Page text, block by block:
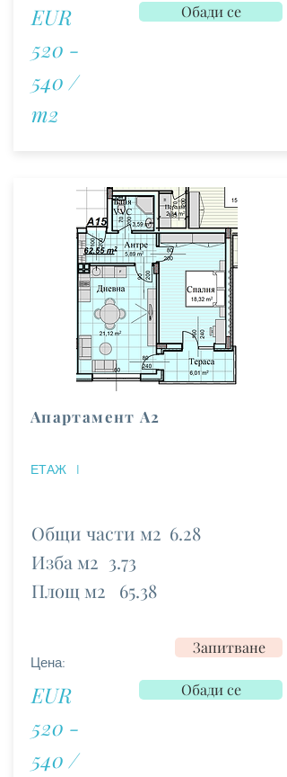
EUR
520 -
540 /
m2
Обади се
Апартамент А2
I
ЕТАЖ
Общи части м2
Изба м2
Площ м2
6.28
3.73
65.38
Цена:
EUR
520 -
540 /
Запитване
Обади се